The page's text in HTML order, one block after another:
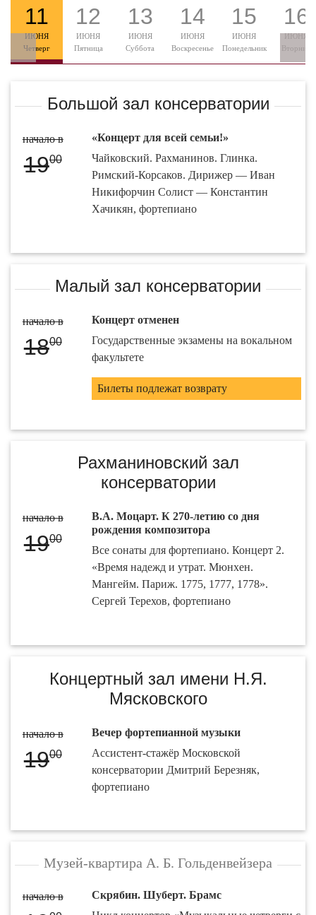
11
ИЮНЯ
Четверг
12
ИЮНЯ
Пятница
13
ИЮНЯ
Суббота
14
ИЮНЯ
Воскресенье
15
ИЮНЯ
Понедельник
16
ИЮНЯ
Вторник
Большой зал консерватории
начало в
1900
«Концерт для всей семьи!»
Чайковский. Рахманинов. Глинка.
Римский-Корсаков. Дирижер — Иван
Никифорчин Солист — Константин
Хачикян, фортепиано
Малый зал консерватории
начало в
1800
Концерт отменен
Государственные экзамены на вокальном
факультете
Билеты подлежат возврату
Рахманиновский зал
консерватории
начало в
1900
В.А. Моцарт. К 270-летию со дня
рождения композитора
Все сонаты для фортепиано. Концерт 2.
«Время надежд и утрат. Мюнхен.
Мангейм. Париж. 1775, 1777, 1778».
Сергей Терехов, фортепиано
Концертный зал имени Н.Я.
Мясковского
начало в
1900
Вечер фортепианной музыки
Ассистент-стажёр Московской
консерватории Дмитрий Березняк,
фортепиано
Музей-квартира А. Б. Гольденвейзера
начало в
Скрябин. Шуберт. Брамс